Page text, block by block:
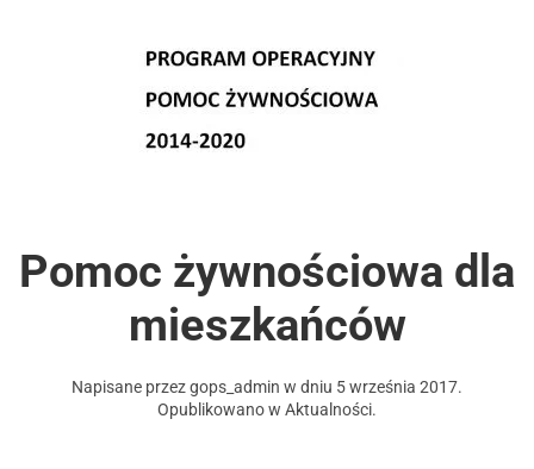
Pomoc żywnościowa dla
mieszkańców
Napisane przezgops_admin w dniu 5 września 2017.
Opublikowano w Aktualności.